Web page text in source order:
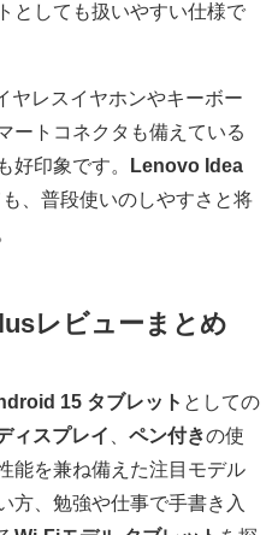
としても扱いやすい仕様で
ヤレスイヤホンやキーボー
ートコネクタも備えている
好印象です。
Lenovo Idea
、普段使いのしやすさと将
レビューまとめ
15 タブレット としての
ィスプレイ ペン付きの使
能を兼ね備えた注目モデル
方、勉強や仕事で手書き入